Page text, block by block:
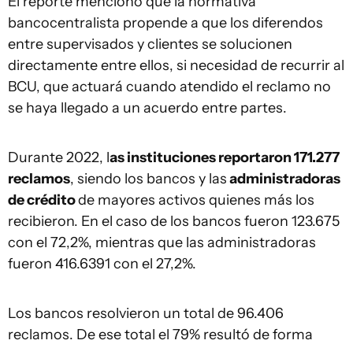
bancocentralista propende a que los diferendos
entre supervisados y clientes se solucionen
directamente entre ellos, si necesidad de recurrir al
BCU, que actuará cuando atendido el reclamo no
se haya llegado a un acuerdo entre partes.
Durante 2022, las instituciones reportaron 171.277
reclamos, siendo los bancos y lasadministradoras
de créditode mayores activos quienes más los
recibieron. En el caso de los bancos fueron 123.675
con el 72,2%, mientras que las administradoras
fueron 416.6391 con el 27,2%.
Los bancos resolvieron un total de 96.406
reclamos. De ese total el 79% resultó de forma